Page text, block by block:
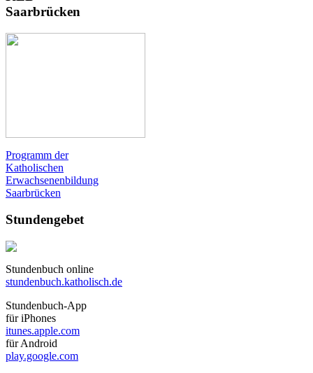
Saarbrücken
Programm der
Katholischen
Erwachsenenbildung
Saarbrücken
Stundengebet
Stundenbuch online
stundenbuch.katholisch.de
Stundenbuch-App
für iPhones
itunes.apple.com
für Android
play.google.com